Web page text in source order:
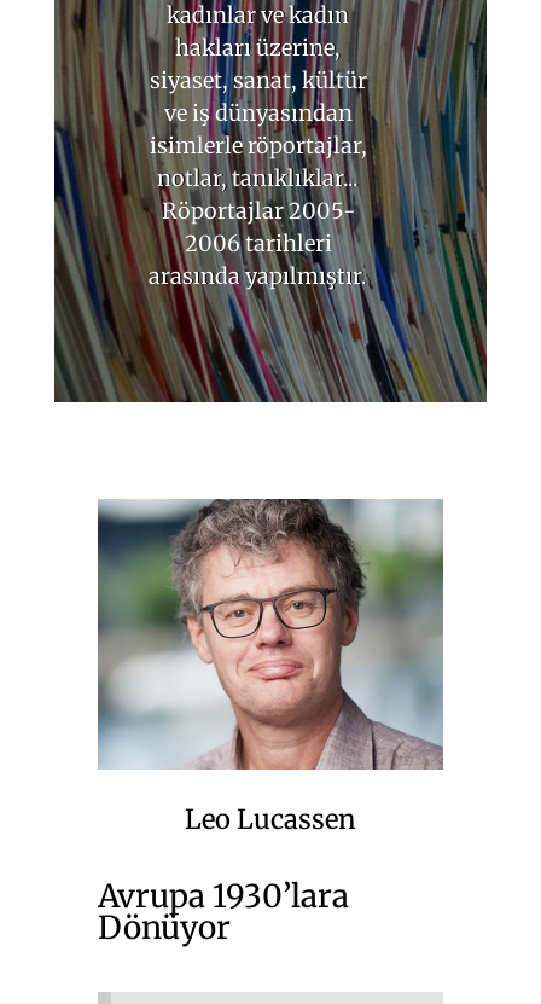
kadınlar ve kadın
hakları üzerine,
siyaset, sanat, kültür
ve iş dünyasından
isimlerle röportajlar,
notlar, tanıklıklar...
Röportajlar 2005-
2006 tarihleri
arasında yapılmıştır.
Leo Lucassen
Avrupa 1930’lara
Dönüyor